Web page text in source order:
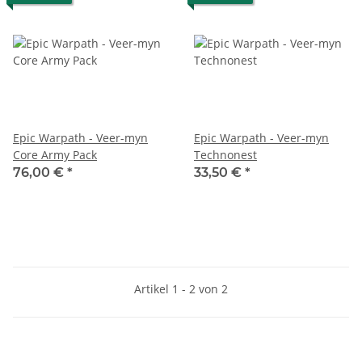
Epic Warpath - Veer-myn
Core Army Pack
76,00 € *
Epic Warpath - Veer-myn
Technonest
33,50 € *
Artikel 1 - 2 von 2